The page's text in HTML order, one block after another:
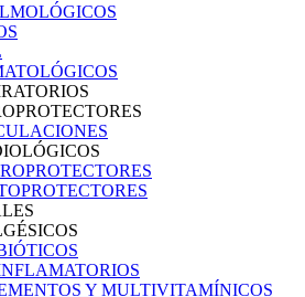
Y MULTIVITAMÍNICOS